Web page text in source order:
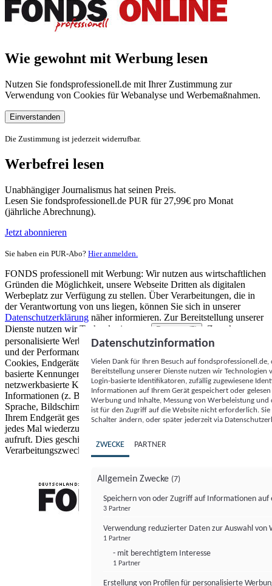
Wie gewohnt mit Werbung lesen
Nutzen Sie fondsprofessionell.de mit Ihrer Zustimmung zur
Verwendung von Cookies für Webanalyse und Werbemaßnahmen.
Einverstanden
Die Zustimmung ist jederzeit widerrufbar.
Werbefrei lesen
Unabhängiger Journalismus hat seinen Preis.
Lesen Sie fondsprofessionell.de PUR für 27,99€ pro Monat
(jährliche Abrechnung).
Jetzt abonnieren
Sie haben ein PUR-Abo? Hier anmelden.
FONDS professionell mit Werbung: Wir nutzen aus wirtschaftlichen
Gründen die Möglichkeit, unsere Webseite Dritten als digitalen
Werbeplatz zur Verfügung zu stellen. Über Verarbeitungen, die in
der Verantwortung von uns liegen, können Sie sich in unserer
Datenschutzerklärung näher informieren. Zur Bereitstellung unserer
Dienste nutzen wir Technologien von
Partnern (5)
. Zwecke:
personalisierte Werbung und Inhalte, Messung von Werbeleistung
und der Performance von Inhalten sowie Zielgruppenforschung.
Cookies, Endgeräte- oder ähnliche Online-Kennungen (z. B. login-
basierte Kennungen, zufällig generierte Kennungen,
netzwerkbasierte Kennungen) können zusammen mit anderen
Informationen (z. B. Browsertyp und Browserinformationen,
Sprache, Bildschirmgröße, unterstützte Technologien usw.) auf
Ihrem Endgerät gespeichert oder von dort ausgelesen werden, um es
jedes Mal wiederzuerkennen, wenn es eine App oder einer Webseite
aufruft. Dies geschieht für einen oder mehrere der hier aufgeführten
Verarbeitungszwecke.
Datenschutzinformation
Vielen Dank für Ihren Besuch auf
Bereitstellung unserer Dienste nutzen wir Technologien
Login-basierte Identifikatoren, zufällig zugewiesene
Informationen auf Ihrem Gerät gespeichert oder
Werbung und Inhalte, Messung von Werbeleistung
ist für den Zugriff auf die Website nicht erforderlich.
Schalter ändern, oder später jederzeit via
ZWECKE PARTNER
Allgemein Zwecke (7)
Speichern von oder Zugriff auf Informationen auf
3 Partner
Verwendung reduzierter Daten zur Auswahl von
1 Partner
- mit berechtigtem Interesse
1 Partner
Erstellung von Profilen für personalisierte
FONDS professionell